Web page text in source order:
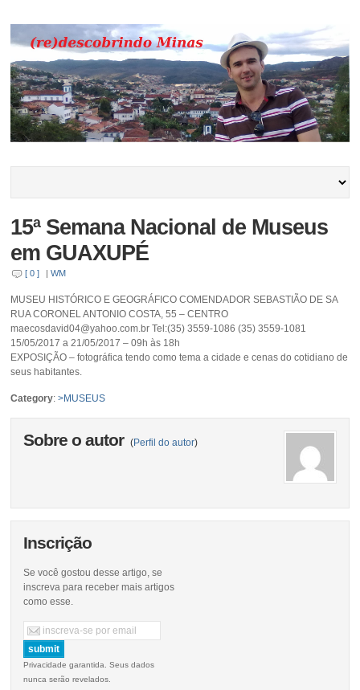
15ª Semana Nacional de Museus
em GUAXUPÉ
[ 0 ] |WM
MUSEU HISTÓRICO E GEOGRÁFICO COMENDADOR SEBASTIÃO DE SA
RUA CORONEL ANTONIO COSTA, 55 – CENTRO
maecosdavid04@yahoo.com.br Tel:(35) 3559-1086 (35) 3559-1081
15/05/2017 a 21/05/2017 – 09h às 18h
EXPOSIÇÃO – fotográfica tendo como tema a cidade e cenas do cotidiano de
seus habitantes.
Category:>MUSEUS
Sobre o autor (Perfil do autor)
Inscrição
Se você gostou desse artigo, se
inscreva para receber mais artigos
como esse.
Privacidade garantida. Seus dados
nunca serão revelados.